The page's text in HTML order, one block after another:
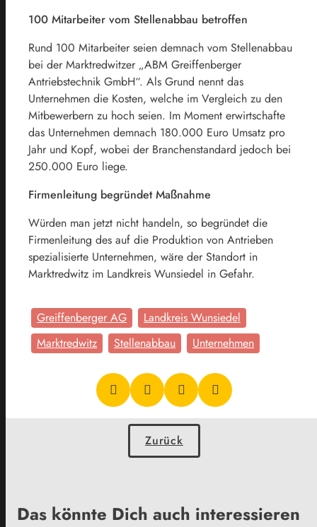
100 Mitarbeiter vom Stellenabbau betroffen
Rund 100 Mitarbeiter seien demnach vom Stellenabbau
bei der Marktredwitzer „ABM Greiffenberger
Antriebstechnik GmbH“. Als Grund nennt das
Unternehmen die Kosten, welche im Vergleich zu den
Mitbewerbern zu hoch seien. Im Moment erwirtschafte
das Unternehmen demnach 180.000 Euro Umsatz pro
Jahr und Kopf, wobei der Branchenstandard jedoch bei
250.000 Euro liege.
Firmenleitung begründet Maßnahme
Würden man jetzt nicht handeln, so begründet die
Firmenleitung des auf die Produktion von Antrieben
spezialisierte Unternehmen, wäre der Standort in
Marktredwitz im Landkreis Wunsiedel in Gefahr.
Greiffenberger AG
Landkreis Wunsiedel
Marktredwitz
Stellenabbau Unternehmen
Zurück
Das könnte Dich auch interessieren